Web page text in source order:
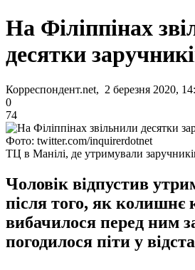
На Філіппінах
десятки
Корреспондент.net, 2 березня 2020,
0
74
Фото: twitter.com/inquirerdotnet
ТЦ в Манілі, де утримували
Чоловік відпустив
після того, як колишнє
вибачилося перед ним
погодилося піти у